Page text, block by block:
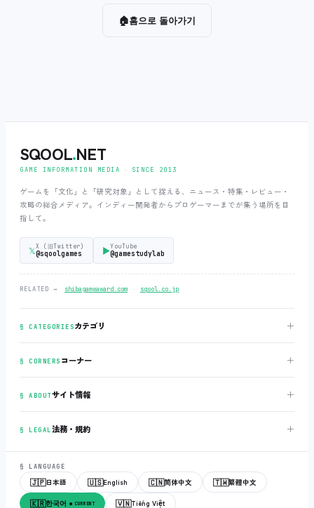
🏠홈으로 돌아가기
SQOOL.NET
GAME INFORMATION MEDIA ‧ SINCE 2013
ゲームを「文化」と「研究対象」として捉える、ニュース・特集・レビュー・
攻略の総合メディア。インディー開発者からプロゲーマーまでが集う場所を目
指して。
𝕏X (旧Twitter)
@sqoolgames ▶YouTube
@gamestudylab
RELATED → shibagameaward.com ‧ sqool.co.jp
§ CATEGORIESカテゴリ ＋
§ CORNERS コーナー ＋
§ ABOUTサイト情報 ＋
§ LEGAL法務・規約 ＋
§ LANGUAGE
🇯🇵日本語 🇺🇸English 🇨🇳简体中文 🇹🇼繁體中文
🇰🇷한국어 ● CURRENT 🇻🇳Tiếng Việt